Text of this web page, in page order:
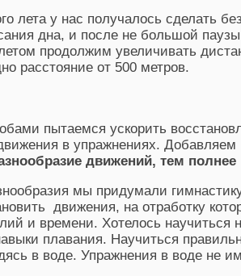
лета у нас получалось сделать
дна, и после не большой
продолжим увеличивать
расстояние от 500 метров.
пытаемся ускорить
в упражнениях. Добавляем
движений, тем полнее
мы придумали
движения, на отработку
и времени. Хотелось научиться
плавания. Научиться
в воде. Упражнения в воде не